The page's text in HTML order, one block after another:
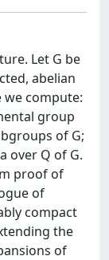
Let G be
abelian
compute:
group
of G;
over Q of G.
proof of
of
compact
the
of